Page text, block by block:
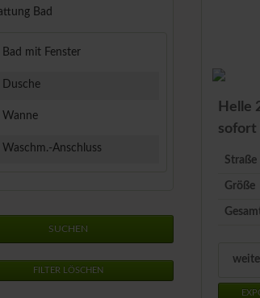
Helle
sofort
Straße
Größe
Bad
Bad mit Fenster
Dusche
Wanne
Waschm.-Anschluss
FILTER LÖSCHEN